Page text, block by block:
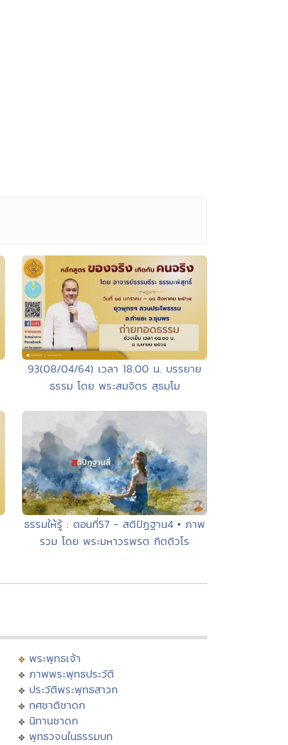
93(08/04/64) เวลา 18.00 น. บรรยาย
ธรรม โดย พระสมจิตร สุธมฺโม
ธรรมให้รู้ : ตอนที่57 - สติปัฏฐาน4 • ภาพ
รวม โดย พระมหาวรพรต กิตติวโร
พระพุทธเจ้า
ภาพพระพุทธประวัติ
ประวัติพระพุทธสาวก
ทศชาติชาดก
นิทานชาดก
พุทธวจนในธรรมบท